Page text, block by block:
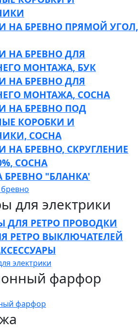
НА БРЕВНО ПРЯМОЙ УГОЛ,
НА БРЕВНО ДЛЯ
МОНТАЖА, БУК
НА БРЕВНО ДЛЯ
МОНТАЖА, СОСНА
НА БРЕВНО ПОД
КОРОБКИ И
СОСНА
НА БРЕВНО, СКРУГЛЕНИЕ
СОСНА
БРЕВНО "БЛАНКА'
для электрики
ДЛЯ РЕТРО ПРОВОДКИ
РЕТРО ВЫКЛЮЧАТЕЛЕЙ
электрики
фарфор
фарфор